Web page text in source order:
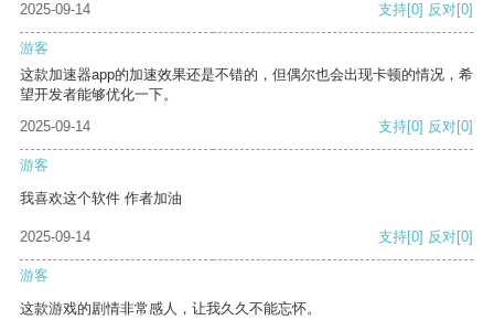
2025-09-14 支持[0] 反对[0]
游客
这款加速器app的加速效果还是不错的，但偶尔也会出现卡顿的情况，希
望开发者能够优化一下。
2025-09-14
支持[0] 反对[0]
游客
我喜欢这个软件 作者加油
2025-09-14 支持[0] 反对[0]
游客
这款游戏的剧情非常感人，让我久久不能忘怀。